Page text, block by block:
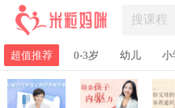
超值推荐 0-3岁 幼儿 小